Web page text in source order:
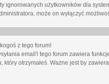
ignorowanych użytkowników dla
może on wyłączyć
z tego forum!
email'i tego forum zawiera
który otrzymałeś. Ważne jest by